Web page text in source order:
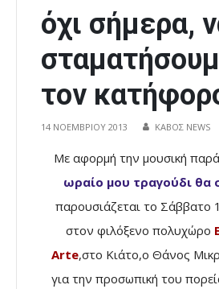
όχι σήμερα,
τον
14 ΝΟΕΜΒΡΊΟΥ 2013 ΚΑΒΟΣ NEWS
Με αφορμή την μουσική
ωραίο μου τραγούδι
παρουσιάζεται το Σάββατο
στον φιλόξενο πολυχώρο
Arte,στο Κιάτο,ο Θάνος
για την προσωπική του